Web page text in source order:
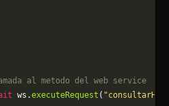
al metodo del web service
ws.executeRequest (